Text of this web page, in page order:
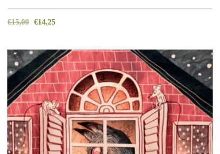
€15,00 €14,25